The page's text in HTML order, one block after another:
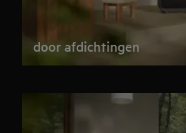
door afdichtingen